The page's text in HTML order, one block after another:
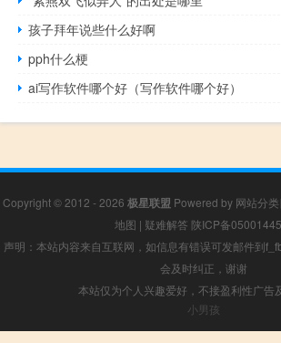
孩子拜年说些什么好啊
pph什么梗
ai写作软件哪个好（写作软件哪个好）
Copyright © 2012 - 2026 极星联盟 Powered by 网站分
地图 | 疑难解答 陕ICP备
声明：本站内容来自互联网，如信息有错误可发邮件到
会及时纠正，谢谢
本站仅为个人兴趣爱好，不接盈利性广告
小男孩